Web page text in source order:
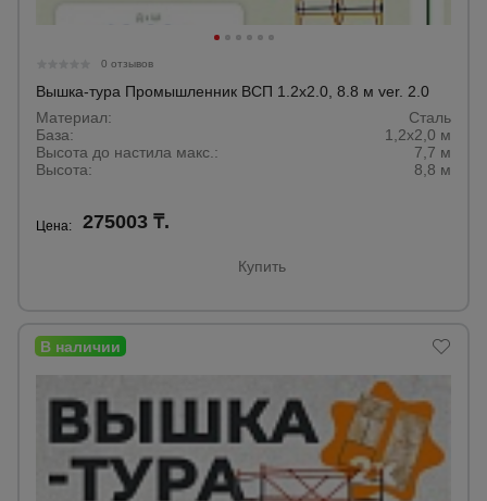
0 отзывов
Вышка-тура Промышленник ВСП 1.2х2.0, 8.8 м ver. 2.0
Материал:
Сталь
База:
1,2х2,0 м
Высота до настила макс.:
7,7 м
Высота:
8,8 м
Цена: 275003 ₸.
Купить